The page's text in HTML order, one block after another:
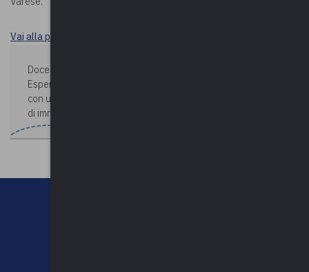
Vai alla pagina Durc e tracciabilità
Docente:
Esperta in comunicazione strategica, inclusiva e solidale,
con una pluriennale esperienza in multinazionali e agenzie
di immagine e comunicazione.